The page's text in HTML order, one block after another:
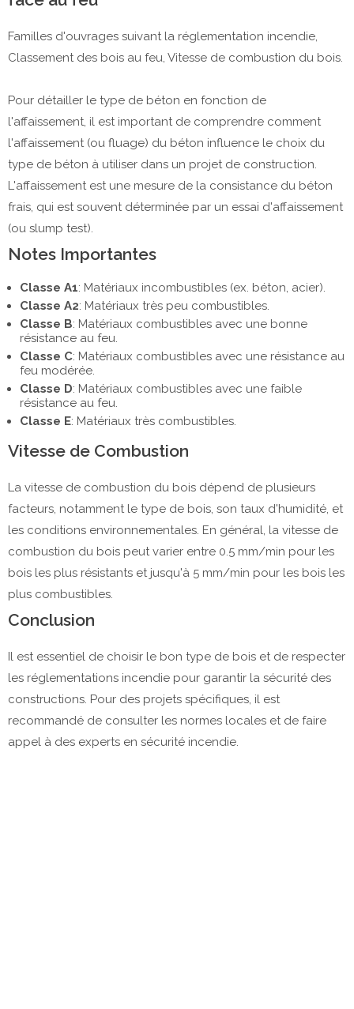
Familles d'ouvrages suivant la réglementation incendie,
Classement des bois au feu, Vitesse de combustion du bois.
Pour détailler le type de béton en fonction de
l'affaissement, il est important de comprendre comment
l'affaissement (ou fluage) du béton influence le choix du
type de béton à utiliser dans un projet de construction.
L'affaissement est une mesure de la consistance du béton
frais, qui est souvent déterminée par un essai d'affaissement
(ou slump test).
Notes Importantes
Classe A1: Matériaux incombustibles (ex. béton, acier).
Classe A2: Matériaux très peu combustibles.
Classe B: Matériaux combustibles avec une bonne
résistance au feu.
Classe C: Matériaux combustibles avec une résistance au
feu modérée.
Classe D: Matériaux combustibles avec une faible
résistance au feu.
Classe E: Matériaux très combustibles.
Vitesse de Combustion
La vitesse de combustion du bois dépend de plusieurs
facteurs, notamment le type de bois, son taux d'humidité, et
les conditions environnementales. En général, la vitesse de
combustion du bois peut varier entre 0.5 mm/min pour les
bois les plus résistants et jusqu'à 5 mm/min pour les bois les
plus combustibles.
Conclusion
Il est essentiel de choisir le bon type de bois et de respecter
les réglementations incendie pour garantir la sécurité des
constructions. Pour des projets spécifiques, il est
recommandé de consulter les normes locales et de faire
appel à des experts en sécurité incendie.